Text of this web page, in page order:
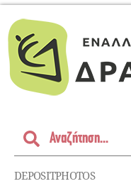
DEPOSITPHOTOS